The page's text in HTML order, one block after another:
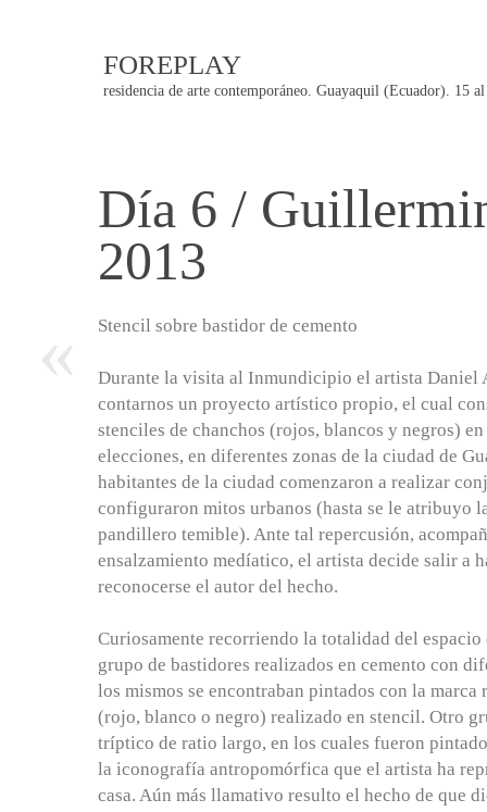
FOREPLAY
residencia de arte contemporáneo. Guayaquil (Ecuador). 15
Post
navigation
Día 6 /
2013
Stencil sobre bastidor de cemento
Durante la visita al Inmundicipio el artista Daniel
contarnos un proyecto artístico propio, el cual
stenciles de chanchos (rojos, blancos y negros)
elecciones, en diferentes zonas de la ciudad de
habitantes de la ciudad comenzaron a realizar
configuraron mitos urbanos (hasta se le atribuyo
pandillero temible). Ante tal repercusión,
ensalzamiento medíatico, el artista decide salir a
reconocerse el autor del hecho.
Curiosamente recorriendo la totalidad del
grupo de bastidores realizados en cemento con
los mismos se encontraban pintados con la
(rojo, blanco o negro) realizado en stencil. Otro
tríptico de ratio largo, en los cuales fueron
la iconografía antropomórfica que el artista ha
casa. Aún más llamativo resulto el hecho de que